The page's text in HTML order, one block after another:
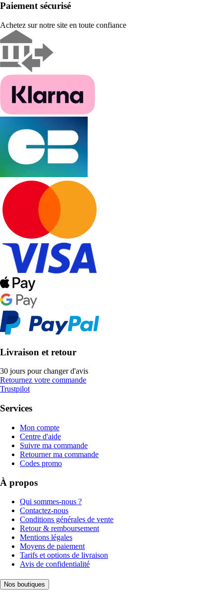
Paiement sécurisé
Achetez sur notre site en toute confiance
Livraison et retour
30 jours pour changer d'avis
Retournez votre commande
Trustpilot
Services
Mon compte
Centre d'aide
Suivre ma commande
Retourner ma commande
Codes promo
À propos
Qui sommes-nous ?
Contactez-nous
Conditions générales de vente
Retour & remboursement
Mentions légales
Moyens de paiement
Tarifs et options de livraison
Avis de confidentialité
Nos boutiques